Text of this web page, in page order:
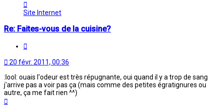
$anâa
Site Internet
Re: Faites-vous de la cuisine?
20 févr. 2011, 00:36
:lool: ouais l'odeur est très répugnante, oui quand il y a trop de sang
j'arrive pas a voir pas ça (mais comme des petites égratignures ou
autre, ça me fait rien ^^)